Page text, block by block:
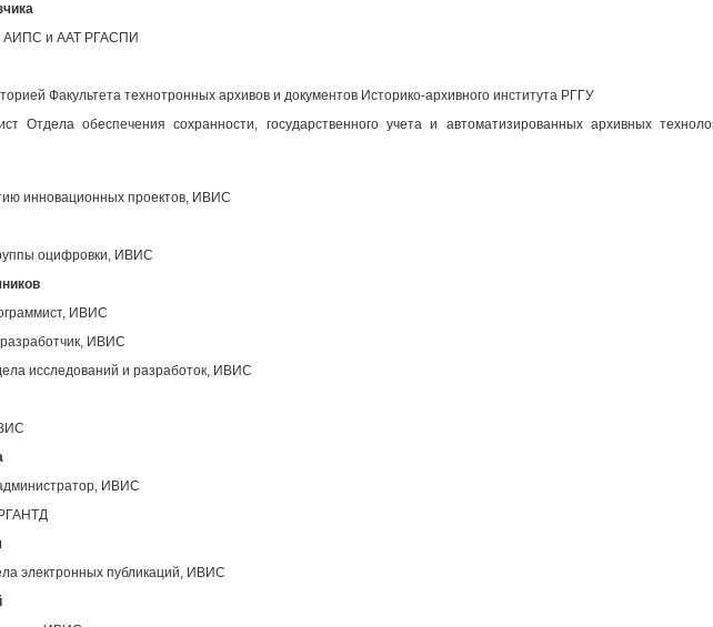
АИПС и ААТ РГАСПИ
Факультета технотронных архивов и документов Историко-архивного института РГГУ
Отдела обеспечения сохранности, государственного учета и автоматизированных архивных
инновационных проектов, ИВИС
оцифровки, ИВИС
ИВИС
ИВИС
исследований и разработок, ИВИС
ИВИС
электронных публикаций, ИВИС